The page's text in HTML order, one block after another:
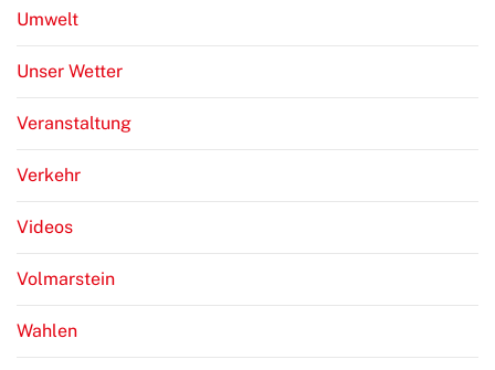
Umwelt
Unser Wetter
Veranstaltung
Verkehr
Videos
Volmarstein
Wahlen